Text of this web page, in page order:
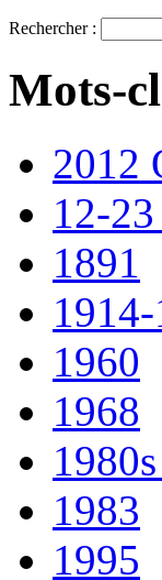
Rechercher :
Mots-
2012
12-
1891
1960
1968
1983
1995